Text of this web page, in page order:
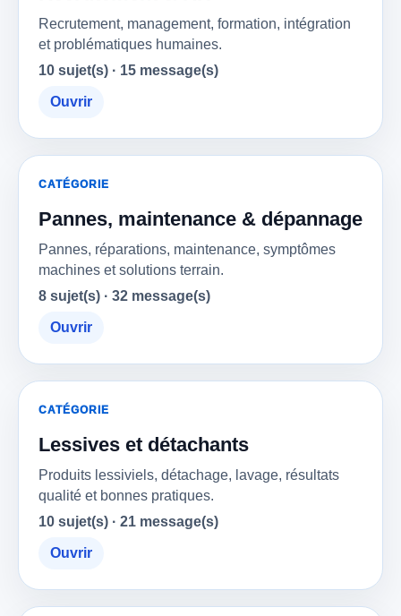
Recrutement, management, formation, intégration
et problématiques humaines.
10 sujet(s) · 15 message(s)
Ouvrir
CATÉGORIE
Pannes, maintenance & dépannage
Pannes, réparations, maintenance, symptômes
machines et solutions terrain.
8 sujet(s) · 32 message(s)
Ouvrir
CATÉGORIE
Lessives et détachants
Produits lessiviels, détachage, lavage, résultats
qualité et bonnes pratiques.
10 sujet(s) · 21 message(s)
Ouvrir